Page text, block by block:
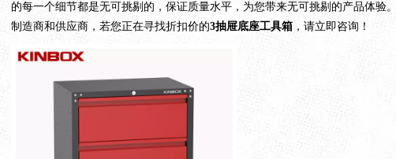
的每一个细节都是无可挑剔的，保证质量水平，为您带来无可挑剔的产品体验。
制造商和供应商，若您正在寻找折扣价的3抽屉底座工具箱 ，请立即咨询！